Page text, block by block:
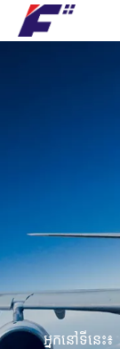
អ្នកនៅទីនេះ៖